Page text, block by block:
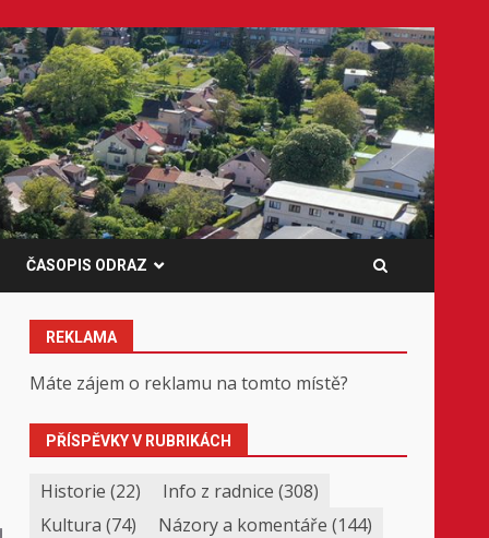
ČASOPIS ODRAZ
REKLAMA
Máte zájem o reklamu na tomto místě?
PŘÍSPĚVKY V RUBRIKÁCH
Historie (22) Info z radnice (308)
Kultura (74) Názory a komentáře (144)